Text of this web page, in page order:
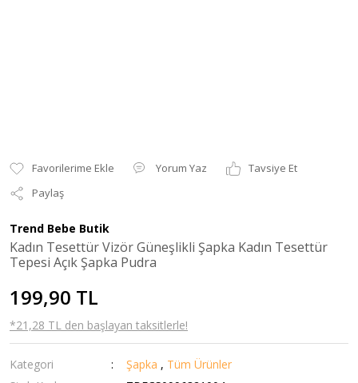
Yorum Yaz
Tavsiye Et
Paylaş
Trend Bebe Butik
Kadın Tesettür Vizör Güneşlikli Şapka Kadın Tesettür
Tepesi Açık Şapka Pudra
199,90 TL
*21,28 TL den başlayan taksitlerle!
Kategori Şapka , Tüm Ürünler